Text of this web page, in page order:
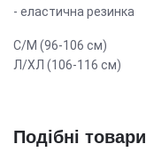
- еластична резинка
С/М (96-106 см)
Л/ХЛ (106-116 см)
Подібні товари